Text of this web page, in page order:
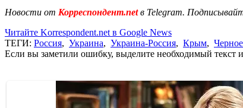
Новости от Корреспондент.netв Telegram.
Читайте Korrespondent.net в Google News
ТЕГИ: Россия, Украина, Украина-Россия, Крым,
Если вы заметили ошибку, выделите необходимый